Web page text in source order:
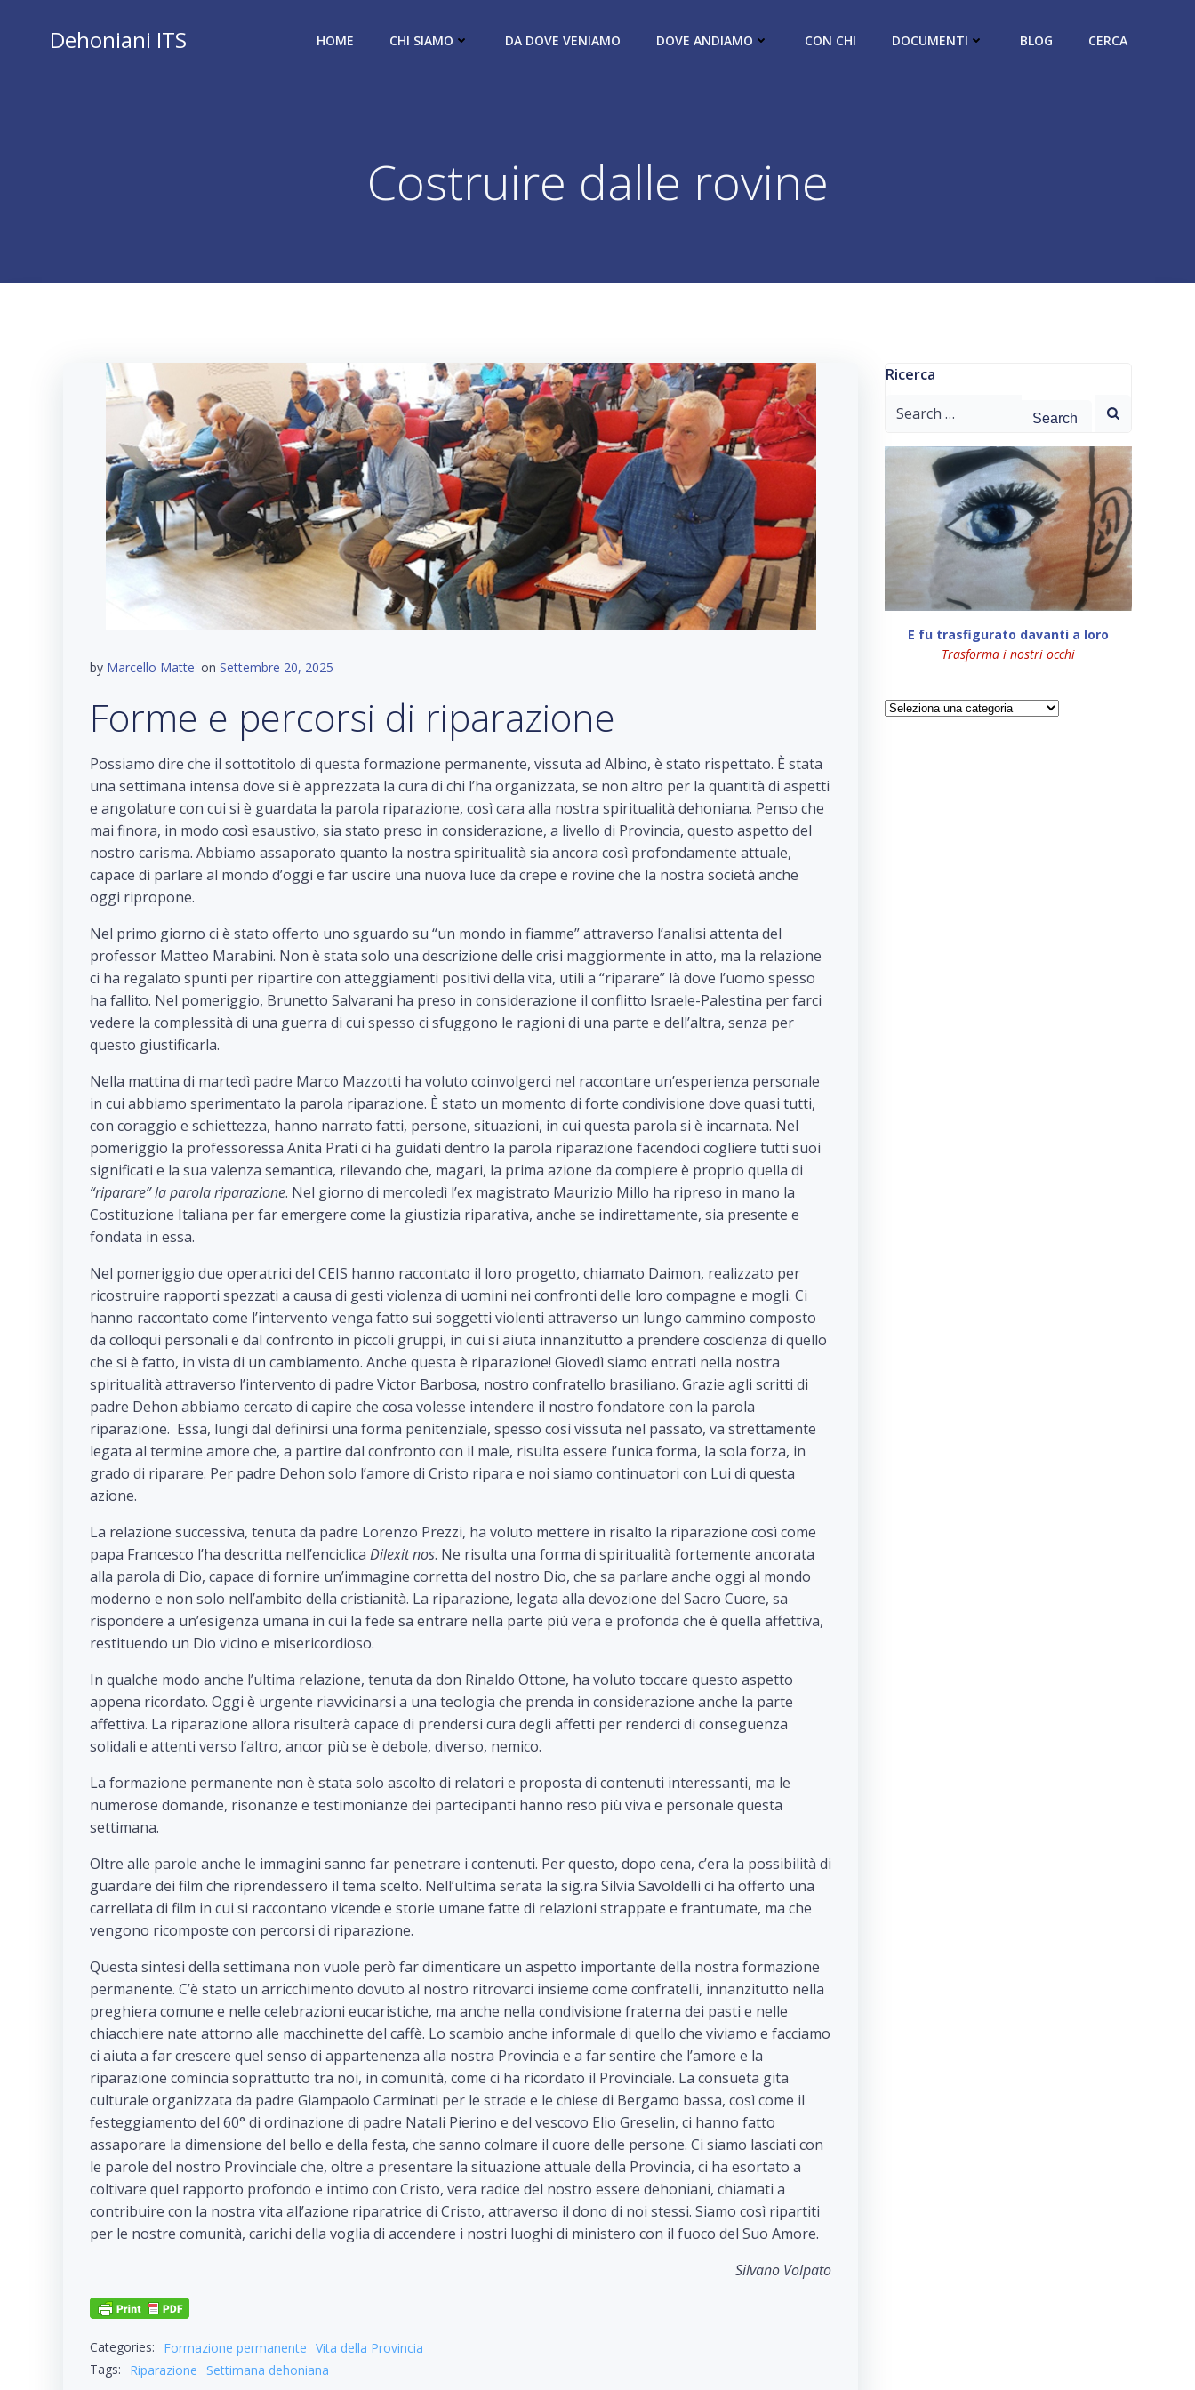
contenutoDehoniani ITS HOME CHI SIAMO DA DOVE VENIAMO DOVE ANDIAMO CON CHI DOCUMENTI BLOG CERCA
Costruire dalle rovine
by Marcello Matte' on Settembre 20, 2025
Forme e percorsi di riparazione
Possiamo dire che il sottotitolo di questa formazione permanente, vissuta ad Albino, è stato rispettato. È stata
una settimana intensa dove si è apprezzata la cura di chi l’ha organizzata, se non altro per la quantità di aspetti
e angolature con cui si è guardata la parola riparazione, così cara alla nostra spiritualità dehoniana. Penso che
mai finora, in modo così esaustivo, sia stato preso in considerazione, a livello di Provincia, questo aspetto del
nostro carisma. Abbiamo assaporato quanto la nostra spiritualità sia ancora così profondamente attuale,
capace di parlare al mondo d’oggi e far uscire una nuova luce da crepe e rovine che la nostra società anche
oggi ripropone.
Nel primo giorno ci è stato offerto uno sguardo su “un mondo in fiamme” attraverso l’analisi attenta del
professor Matteo Marabini. Non è stata solo una descrizione delle crisi maggiormente in atto, ma la relazione
ci ha regalato spunti per ripartire con atteggiamenti positivi della vita, utili a “riparare” là dove l’uomo spesso
ha fallito. Nel pomeriggio, Brunetto Salvarani ha preso in considerazione il conflitto Israele-Palestina per farci
vedere la complessità di una guerra di cui spesso ci sfuggono le ragioni di una parte e dell’altra, senza per
questo giustificarla.
Nella mattina di martedì padre Marco Mazzotti ha voluto coinvolgerci nel raccontare un’esperienza personale
in cui abbiamo sperimentato la parola riparazione. È stato un momento di forte condivisione dove quasi tutti,
con coraggio e schiettezza, hanno narrato fatti, persone, situazioni, in cui questa parola si è incarnata. Nel
pomeriggio la professoressa Anita Prati ci ha guidati dentro la parola riparazione facendoci cogliere tutti suoi
significati e la sua valenza semantica, rilevando che, magari, la prima azione da compiere è proprio quella di
“riparare” la parola riparazione. Nel giorno di mercoledì l’ex magistrato Maurizio Millo ha ripreso in mano la
Costituzione Italiana per far emergere come la giustizia riparativa, anche se indirettamente, sia presente e
fondata in essa.
Nel pomeriggio due operatrici del CEIS hanno raccontato il loro progetto, chiamato Daimon, realizzato per
ricostruire rapporti spezzati a causa di gesti violenza di uomini nei confronti delle loro compagne e mogli. Ci
hanno raccontato come l’intervento venga fatto sui soggetti violenti attraverso un lungo cammino composto
da colloqui personali e dal confronto in piccoli gruppi, in cui si aiuta innanzitutto a prendere coscienza di quello
che si è fatto, in vista di un cambiamento. Anche questa è riparazione! Giovedì siamo entrati nella nostra
spiritualità attraverso l’intervento di padre Victor Barbosa, nostro confratello brasiliano. Grazie agli scritti di
padre Dehon abbiamo cercato di capire che cosa volesse intendere il nostro fondatore con la parola
riparazione. Essa, lungi dal definirsi una forma penitenziale, spesso così vissuta nel passato, va strettamente
legata al termine amore che, a partire dal confronto con il male, risulta essere l’unica forma, la sola forza, in
grado di riparare. Per padre Dehon solo l’amore di Cristo ripara e noi siamo continuatori con Lui di questa
azione.
La relazione successiva, tenuta da padre Lorenzo Prezzi, ha voluto mettere in risalto la riparazione così come
papa Francesco l’ha descritta nell’enciclica Dilexit nos. Ne risulta una forma di spiritualità fortemente ancorata
alla parola di Dio, capace di fornire un’immagine corretta del nostro Dio, che sa parlare anche oggi al mondo
moderno e non solo nell’ambito della cristianità. La riparazione, legata alla devozione del Sacro Cuore, sa
rispondere a un’esigenza umana in cui la fede sa entrare nella parte più vera e profonda che è quella affettiva,
restituendo un Dio vicino e misericordioso.
In qualche modo anche l’ultima relazione, tenuta da don Rinaldo Ottone, ha voluto toccare questo aspetto
appena ricordato. Oggi è urgente riavvicinarsi a una teologia che prenda in considerazione anche la parte
affettiva. La riparazione allora risulterà capace di prendersi cura degli affetti per renderci di conseguenza
solidali e attenti verso l’altro, ancor più se è debole, diverso, nemico.
La formazione permanente non è stata solo ascolto di relatori e proposta di contenuti interessanti, ma le
numerose domande, risonanze e testimonianze dei partecipanti hanno reso più viva e personale questa
settimana.
Oltre alle parole anche le immagini sanno far penetrare i contenuti. Per questo, dopo cena, c’era la possibilità di
guardare dei film che riprendessero il tema scelto. Nell’ultima serata la sig.ra Silvia Savoldelli ci ha offerto una
carrellata di film in cui si raccontano vicende e storie umane fatte di relazioni strappate e frantumate, ma che
vengono ricomposte con percorsi di riparazione.
Questa sintesi della settimana non vuole però far dimenticare un aspetto importante della nostra formazione
permanente. C’è stato un arricchimento dovuto al nostro ritrovarci insieme come confratelli, innanzitutto nella
preghiera comune e nelle celebrazioni eucaristiche, ma anche nella condivisione fraterna dei pasti e nelle
chiacchiere nate attorno alle macchinette del caffè. Lo scambio anche informale di quello che viviamo e facciamo
ci aiuta a far crescere quel senso di appartenenza alla nostra Provincia e a far sentire che l’amore e la
riparazione comincia soprattutto tra noi, in comunità, come ci ha ricordato il Provinciale. La consueta gita
culturale organizzata da padre Giampaolo Carminati per le strade e le chiese di Bergamo bassa, così come il
festeggiamento del 60° di ordinazione di padre Natali Pierino e del vescovo Elio Greselin, ci hanno fatto
assaporare la dimensione del bello e della festa, che sanno colmare il cuore delle persone. Ci siamo lasciati con
le parole del nostro Provinciale che, oltre a presentare la situazione attuale della Provincia, ci ha esortato a
coltivare quel rapporto profondo e intimo con Cristo, vera radice del nostro essere dehoniani, chiamati a
contribuire con la nostra vita all’azione riparatrice di Cristo, attraverso il dono di noi stessi. Siamo così ripartiti
per le nostre comunità, carichi della voglia di accendere i nostri luoghi di ministero con il fuoco del Suo Amore.
Silvano Volpato
Categories: Formazione permanente Vita della Provincia
Tags:
Riparazione Settimana dehoniana
Ricerca
Search
E fu trasfigurato davanti a loro
Trasforma i nostri occhi
Categorie